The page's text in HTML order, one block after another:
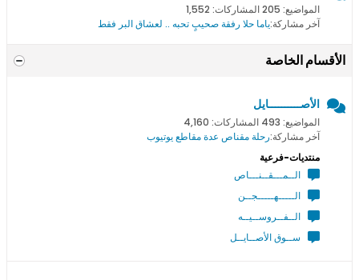
المواضيع: 205 المشاركات: 1,552
آخر مشاركة:ياما حلا رفقة صحيبٍ تحبه .. لعشاق البر فقط
الأقسام الخاصة
الأصــــــــــايل
المواضيع: 493 المشاركات: 4,160
آخر مشاركة:رحلة مقناص عدة مقاطع يوتيوب
منتديات-فرعية
الــمـــقــنـــاص
الـــــهـــــجــن
الــفــروســيــه
ســوق الأصــايــل